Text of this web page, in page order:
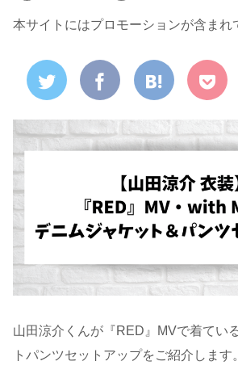
本サイトにはプロモーションが含まれ
山田涼介くんが『RED』MVで着てい
トパンツセットアップをご紹介します。